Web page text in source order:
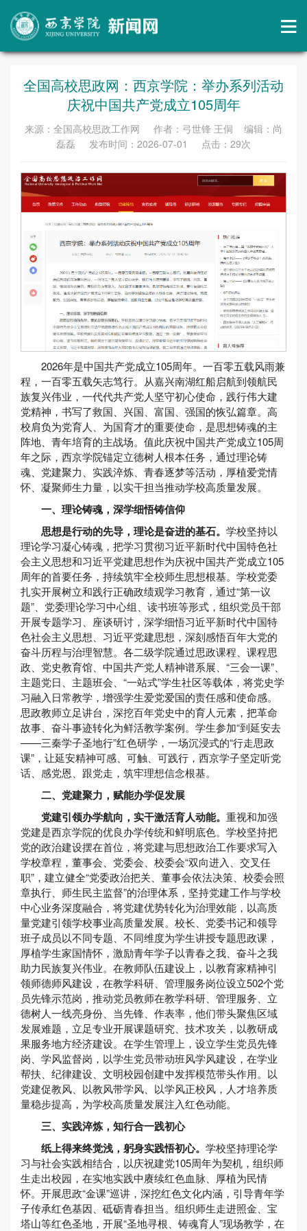
全国高校思政网：西京学院：举办系列活动
庆祝中国共产党成立105周年
来源：全国高校思政工作网 作者：弓世锋 王侗 编辑：尚
磊磊 发布时间：2026-07-01 点击： 29次
2026年是中国共产党成立105周年。一百零五载风雨兼
程，一百零五载矢志笃行。从嘉兴南湖红船启航到领航民
族复兴伟业，一代代共产党人坚守初心使命，践行伟大建
党精神，书写了救国、兴国、富国、强国的恢弘篇章。高
校肩负为党育人、为国育才的重要使命，是思想铸魂的主
阵地、青年培育的主战场。值此庆祝中国共产党成立105周
年之际，西京学院锚定立德树人根本任务，通过理论铸
魂、党建聚力、实践淬炼、青春逐梦等活动，厚植爱党情
怀、凝聚师生力量，以实干担当推动学校高质量发展。
一、理论铸魂，深学细悟铸信仰
思想是行动的先导，理论是奋进的基石。 学校坚持以
理论学习凝心铸魂，把学习贯彻习近平新时代中国特色社
会主义思想和习近平党建思想作为庆祝中国共产党成立105
周年的首要任务，持续筑牢全校师生思想根基。学校党委
扎实开展树立和践行正确政绩观学习教育，通过“第一议
题”、党委理论学习中心组、读书班等形式，组织党员干部
开展专题学习、座谈研讨，深学细悟习近平新时代中国特
色社会主义思想、习近平党建思想，深刻感悟百年大党的
奋斗历程与治理智慧。各二级学院通过思政课程、课程思
政、党史教育馆、中国共产党人精神谱系展、“三会一课”、
主题党日、主题班会、“一站式”学生社区等载体，将党史学
习融入日常教学，增强学生爱党爱国的责任感和使命感。
思政教师立足讲台，深挖百年党史中的育人元素，把革命
故事、奋斗事迹转化为鲜活教学案例。学生参加“到延安去
——三秦学子圣地行”红色研学，一场沉浸式的“行走思政
课”，让延安精神可感、可触、可践行，西京学子坚定听党
话、感党恩、跟党走，筑牢理想信念根基。
二、党建聚力，赋能办学促发展
党建引领办学航向，实干激活育人动能。 重视和加强
党建是西京学院的优良办学传统和鲜明底色。学校坚持把
党的政治建设摆在首位，将党建与思想政治工作要求写入
学校章程，董事会、党委会、校委会“双向进入、交叉任
职”，建立健全“党委政治把关、董事会依法决策、校委会照
章执行、师生民主监督”的治理体系，坚持党建工作与学校
中心业务深度融合，将党建优势转化为治理效能，以高质
量党建引领学校事业高质量发展。校长、党委书记和领导
班子成员以不同专题、不同维度为学生讲授专题思政课，
厚植学生家国情怀，激励青年学子以青春之我、奋斗之我
助力民族复兴伟业。在教师队伍建设上，以教育家精神引
领师德师风建设，在教学科研、管理服务岗位设立502个党
员先锋示范岗，推动党员教师在教学科研、管理服务、立
德树人一线亮身份、当先锋、作表率，他们带头聚焦区域
发展难题，立足专业开展课题研究、技术攻关，以教研成
果服务地方经济建设。在学生管理上，设立学生党员先锋
岗、学风监督岗，以学生党员带动班风学风建设，在学业
帮扶、纪律建设、文明校园创建中发挥模范带头作用。以
党建促教风、以教风带学风、以学风正校风，人才培养质
量稳步提高，为学校高质量发展注入红色动能。
三、实践淬炼，知行合一践初心
纸上得来终觉浅，躬身实践悟初心。 学校坚持理论学
习与社会实践相结合，以庆祝建党105周年为契机，组织师
生走出校园，在实地实践中赓续红色血脉、厚植为民情
怀。开展思政“金课”巡讲，深挖红色文化内涵，引导青年学
子传承红色基因、砥砺青春担当。组织师生走进照金、宝
塔山等红色圣地，开展“圣地寻根、铸魂育人”现场教学，在